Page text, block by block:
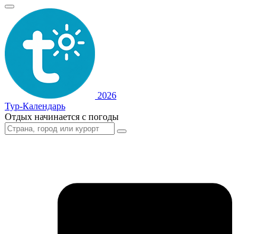
2026
Тур-Календарь
Отдых начинается с погоды